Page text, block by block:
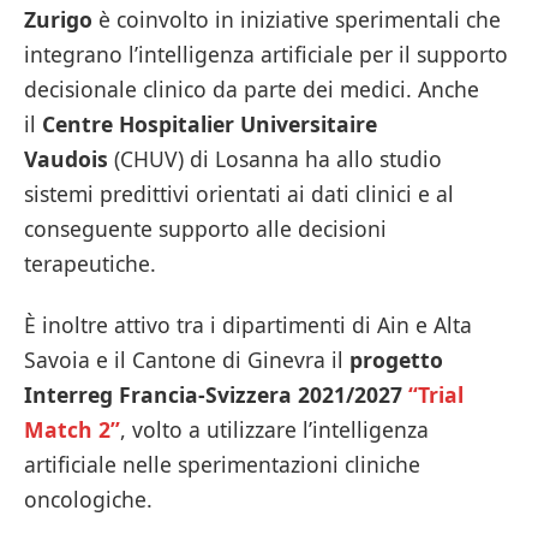
Zurigo è coinvolto in iniziative sperimentali che
integrano l’intelligenza artificiale per il supporto
decisionale clinico da parte dei medici. Anche
il Centre Hospitalier Universitaire
Vaudois (CHUV) di Losanna ha allo studio
sistemi predittivi orientati ai dati clinici e al
conseguente supporto alle decisioni
terapeutiche.
È inoltre attivo tra i dipartimenti di Ain e Alta
Savoia e il Cantone di Ginevra il progetto
Interreg Francia-Svizzera 2021/2027 “Trial
Match 2”, volto a utilizzare l’intelligenza
artificiale nelle sperimentazioni cliniche
oncologiche.